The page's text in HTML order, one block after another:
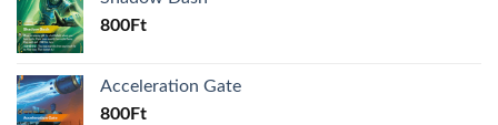
800Ft
Acceleration Gate
800Ft